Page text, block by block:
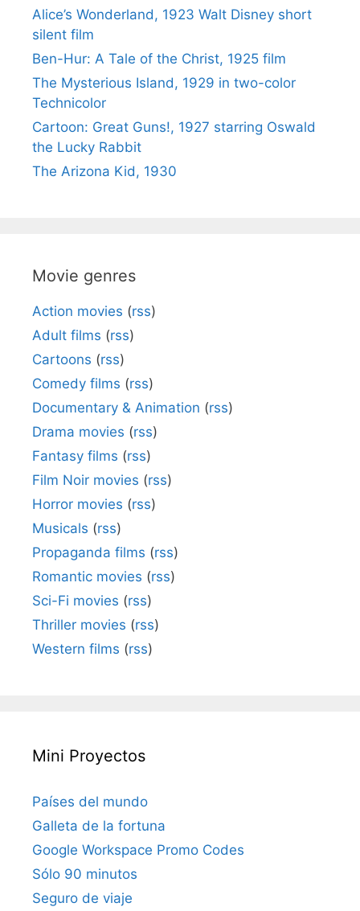
Alice’s Wonderland, 1923 Walt Disney short
silent film
Ben-Hur: A Tale of the Christ, 1925 film
The Mysterious Island, 1929 in two-color
Technicolor
Cartoon: Great Guns!, 1927 starring Oswald
the Lucky Rabbit
The Arizona Kid, 1930
Movie genres
Action movies (rss)
Adult films (rss)
Cartoons (rss)
Comedy films (rss)
Documentary & Animation (rss)
Drama movies (rss)
Fantasy films (rss)
Film Noir movies (rss)
Horror movies (rss)
Musicals (rss)
Propaganda films (rss)
Romantic movies (rss)
Sci-Fi movies (rss)
Thriller movies (rss)
Western films (rss)
Mini Proyectos
Países del mundo
Galleta de la fortuna
Google Workspace Promo Codes
Sólo 90 minutos
Seguro de viaje